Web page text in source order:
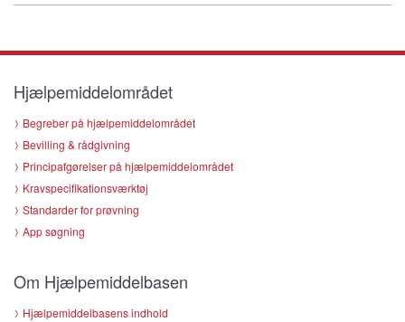
Hjælpemiddelområdet
Begreber på hjælpemiddelområdet
Bevilling & rådgivning
Principafgørelser på hjælpemiddelområdet
Kravspecifikationsværktøj
Standarder for prøvning
App søgning
Om Hjælpemiddelbasen
Hjælpemiddelbasens indhold